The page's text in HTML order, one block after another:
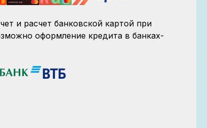
и расчет банковской картой при
оформление кредита в банках-